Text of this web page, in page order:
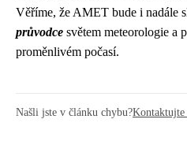
Věříme, že AMET bude i nadále
průvodce světem meteorologie a
proměnlivém počasí.
Našli jste v článku chybu?Kontaktujte